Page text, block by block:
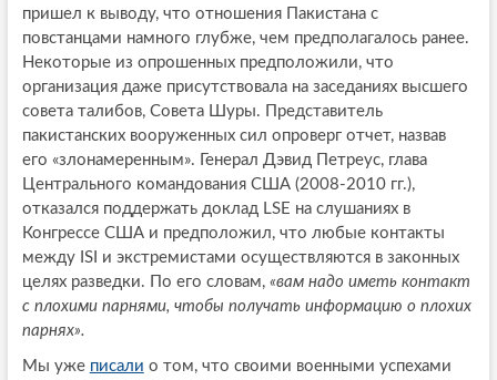
пришел к выводу, что отношения Пакистана с
повстанцами намного глубже, чем предполагалось ранее.
Некоторые из опрошенных предположили, что
организация даже присутствовала на заседаниях высшего
совета талибов, Совета Шуры. Представитель
пакистанских вооруженных сил опроверг отчет, назвав
его «злонамеренным». Генерал Дэвид Петреус, глава
Центрального командования США (2008-2010 гг.),
отказался поддержать доклад LSE на слушаниях в
Конгрессе США и предположил, что любые контакты
между ISI и экстремистами осуществляются в законных
целях разведки. По его словам, «вам надо иметь контакт
с плохими парнями, чтобы получать информацию о плохих
парнях».
Мы уже писали о том, что своими военными успехами